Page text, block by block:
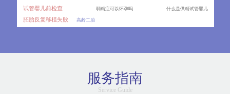
2026-08
试管婴儿前检查 弱精症可以怀孕吗 什么是供精试管婴儿
胚胎反复移植失败 高龄二胎
服务指南
Service Guide